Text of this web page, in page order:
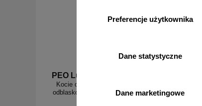
Preferencje użytkownika
Dane statystyczne
Dane marketingowe
PEO Lux 5 b
Kocie oczko - najezdniowy, punktowy element
odblaskowy - szklany, wpuszczany - LUX 5 5cm